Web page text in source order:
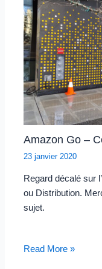
Amazon Go –
23 janvier 2020
Regard décalé sur
ou Distribution.
sujet.
Read More »